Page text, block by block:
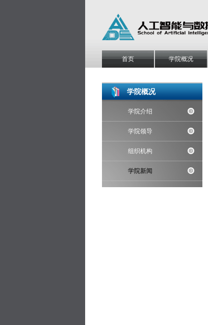
首页 学院概况
学院概况
学院介绍
学院领导
组织机构
学院新闻